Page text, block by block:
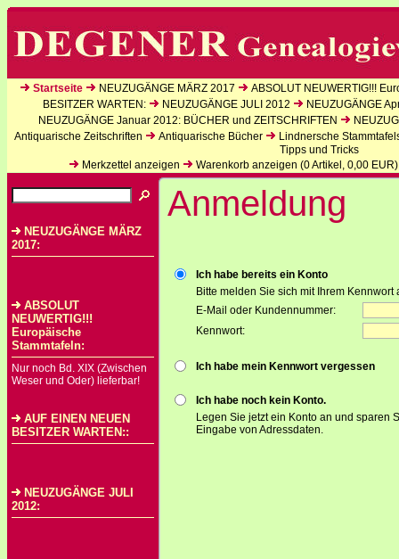
Startseite NEUZUGÄNGE MÄRZ 2017
ABSOLUT NEUWERTIG!!!
BESITZER WARTEN:
NEUZUGÄNGE JULI 2012
NEUZUGÄNGE
NEUZUGÄNGE Januar 2012: BÜCHER und ZEITSCHRIFTEN
Antiquarische Zeitschriften
Antiquarische Bücher
Lindnersche
Tipps und Tricks
Merkzettel anzeigen
Warenkorb anzeigen (0Artikel, 0,00 EUR)
NEUZUGÄNGE MÄRZ
2017:
ABSOLUT
NEUWERTIG!!!
Europäische
Stammtafeln:
Nur noch Bd. XIX (Zwischen
Weser und Oder) lieferbar!
AUF EINEN NEUEN
BESITZER WARTEN::
NEUZUGÄNGE JULI
2012:
Anmeldung
Ich habe bereits ein Konto
Bitte melden Sie sich mit Ihrem Kennwort
E-Mail oder Kundennummer:
Kennwort:
Ich habe mein Kennwort vergessen
Ich habe noch kein Konto.
Legen Sie jetzt ein Konto an und sparen
Eingabe von Adressdaten.